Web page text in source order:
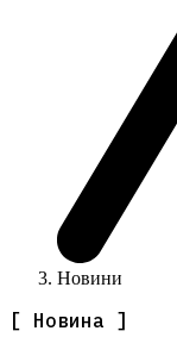
Новини
[ Новина ]